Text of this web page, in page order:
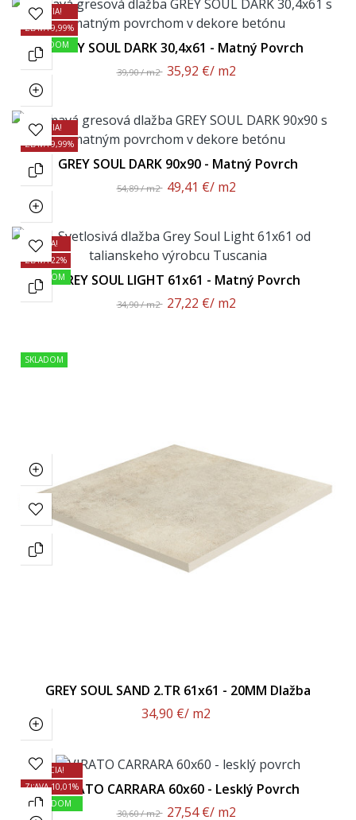
AKCIA!
ZĽAVA 9,99%
SKLADOMGREY SOUL DARK 30,4x61 - Matný Povrch
39,90 / m2 35,92 €/ m2
AKCIA!
ZĽAVA 9,99%
GREY SOUL DARK 90x90 - Matný Povrch
54,89 / m2 49,41 €/ m2
AKCIA!
ZĽAVA 22%
SKLADOMGREY SOUL LIGHT 61x61 - Matný Povrch
34,90 / m2 27,22 €/ m2
SKLADOM
GREY SOUL SAND 2.TR 61x61 - 20MM Dlažba
34,90 €/ m2
AKCIA!
ZĽAVA 10,01%
SKLADOM
VIRATO CARRARA 60x60 - Lesklý Povrch
30,60 / m2 27,54 €/ m2